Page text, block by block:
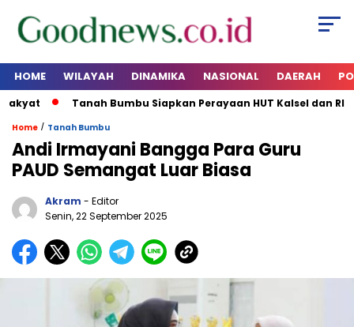
HOME WILAYAH DINAMIKA NASIONAL DAERAH
Tanah Bumbu Siapkan Perayaan HUT Kalsel dan RI
Home / Tanah Bumbu
Andi Irmayani Bangga Para Guru
PAUD Semangat Luar Biasa
Akram - Editor
Senin, 22 September 2025